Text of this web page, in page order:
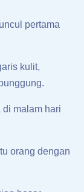
pertama
kulit,
malam hari
orang dengan